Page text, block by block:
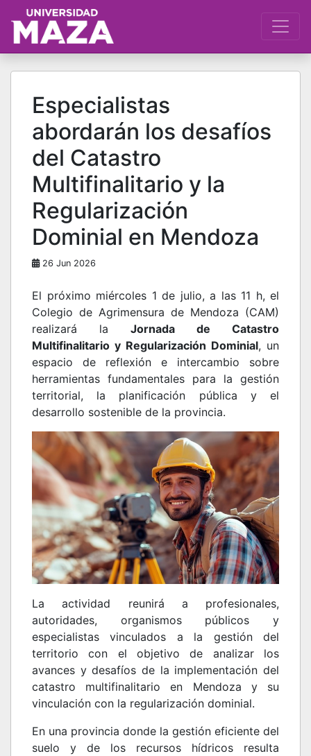
Especialistas
abordarán los desafíos
del Catastro
Multifinalitario y la
Regularización
Dominial en Mendoza
26 Jun 2026
El próximo miércoles 1 de julio, a las 11 h, el
Colegio de Agrimensura de Mendoza (CAM)
realizará la Jornada de Catastro
Multifinalitario y Regularización Dominial, un
espacio de reflexión e intercambio sobre
herramientas fundamentales para la gestión
territorial, la planificación pública y el
desarrollo sostenible de la provincia.
La actividad reunirá a profesionales,
autoridades, organismos públicos y
especialistas vinculados a la gestión del
territorio con el objetivo de analizar los
avances y desafíos de la implementación del
catastro multifinalitario en Mendoza y su
vinculación con la regularización dominial.
En una provincia donde la gestión eficiente del
suelo y de los recursos hídricos resulta